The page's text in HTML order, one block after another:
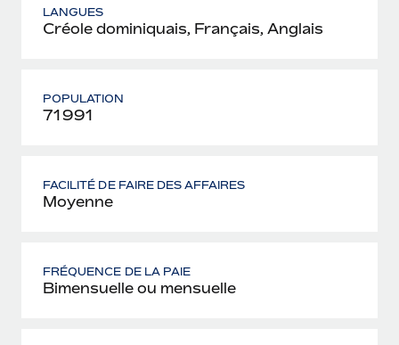
LANGUES
Créole dominiquais, Français, Anglais
POPULATION
71 991
FACILITÉ DE FAIRE DES AFFAIRES
Moyenne
FRÉQUENCE DE LA PAIE
Bimensuelle ou mensuelle